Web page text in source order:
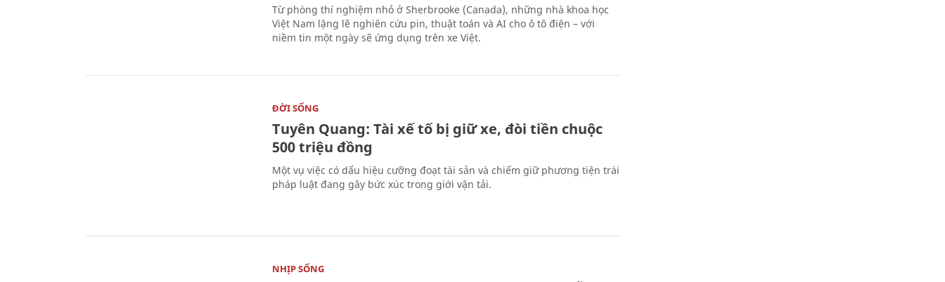
Từ phòng thí nghiệm nhỏ ở Sherbrooke (Canada), những nhà khoa học
Việt Nam lặng lẽ nghiên cứu pin, thuật toán và AI cho ô tô điện – với
niềm tin một ngày sẽ ứng dụng trên xe Việt.
ĐỜI SỐNG
Tuyên Quang: Tài xế tố bị giữ xe, đòi tiền chuộc
500 triệu đồng
Một vụ việc có dấu hiệu cưỡng đoạt tài sản và chiếm giữ phương tiện trái
pháp luật đang gây bức xúc trong giới vận tải.
NHỊP SỐNG